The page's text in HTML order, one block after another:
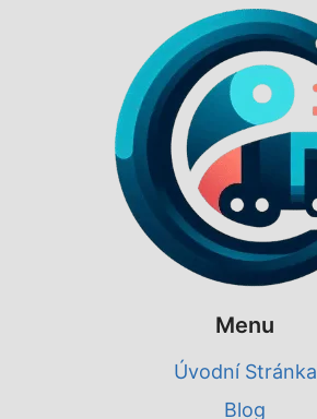
Menu
Úvodní Stránka
Blog